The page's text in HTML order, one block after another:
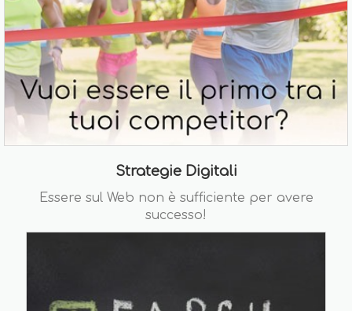
Strategie Digitali
Essere sul Web non è sufficiente per avere
successo!